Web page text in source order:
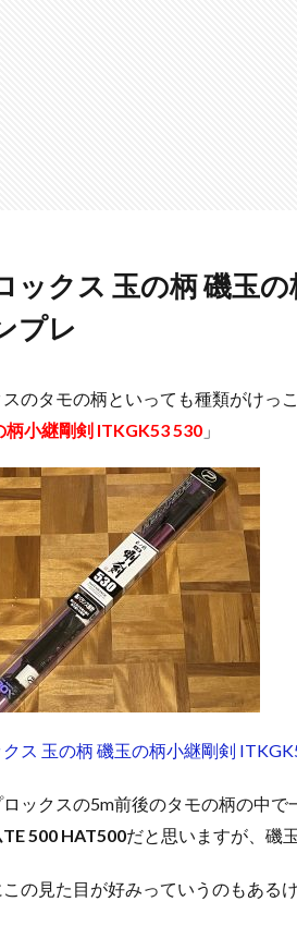
ックス 玉の柄 磯玉
プレ
のタモの柄といっても種類がけっ
柄小継剛剣 ITKGK53 530 」
ス 玉の柄 磯玉の柄小継剛剣
ックスの5m前後のタモの柄の中
500 HAT500だと思いますが、磯
の見た目が好みっていうのもあるけ